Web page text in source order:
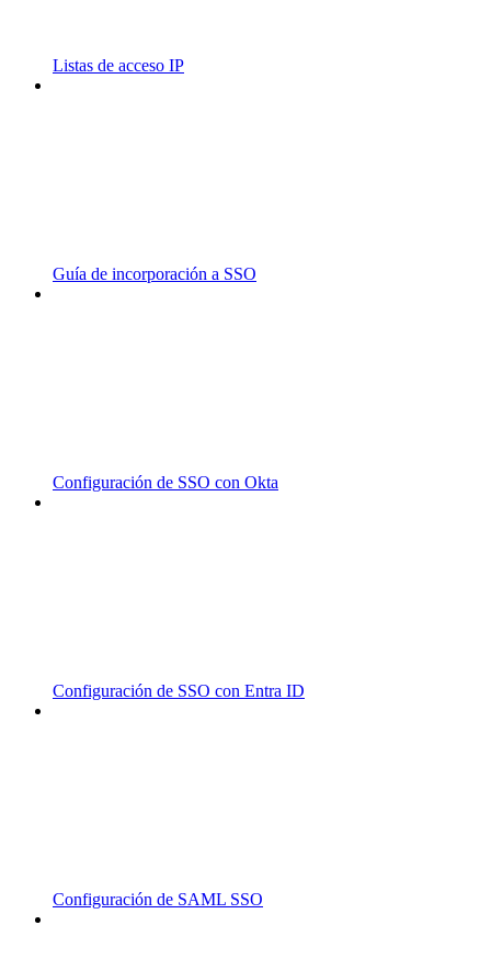
Listas de acceso IP
Guía de incorporación a SSO
Configuración de SSO con Okta
Configuración de SSO con Entra ID
Configuración de SAML SSO